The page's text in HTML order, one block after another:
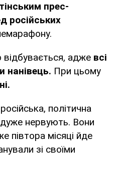
прес-
російських
адже всі
нанівець. При цьому
політична
дуже нервують. Вони
півтора місяці йде
зі своїми